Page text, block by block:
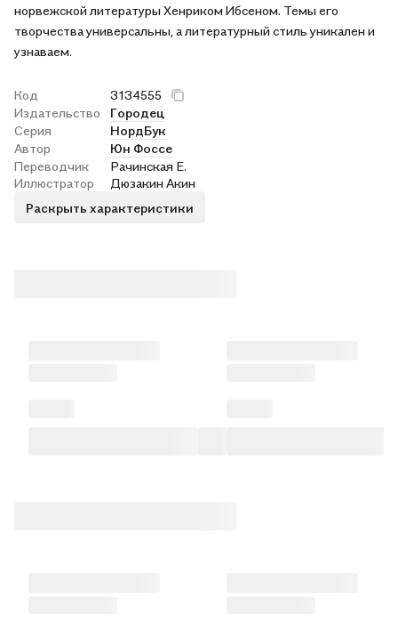
норвежской литературы Хенриком Ибсеном. Темы его
творчества универсальны, а литературный стиль уникален и
узнаваем.
Код
3134555
Издательство
Городец
Серия
НордБук
Автор
Юн Фоссе
Переводчик
Рачинская Е.
Иллюстратор
Дюзакин Акин
Раскрыть характеристики